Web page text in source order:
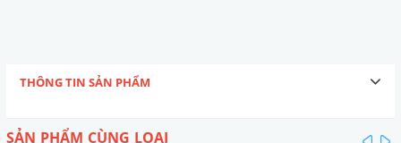
THÔNG TIN SẢN PHẨM
SẢN PHẨM CÙNG LOẠI